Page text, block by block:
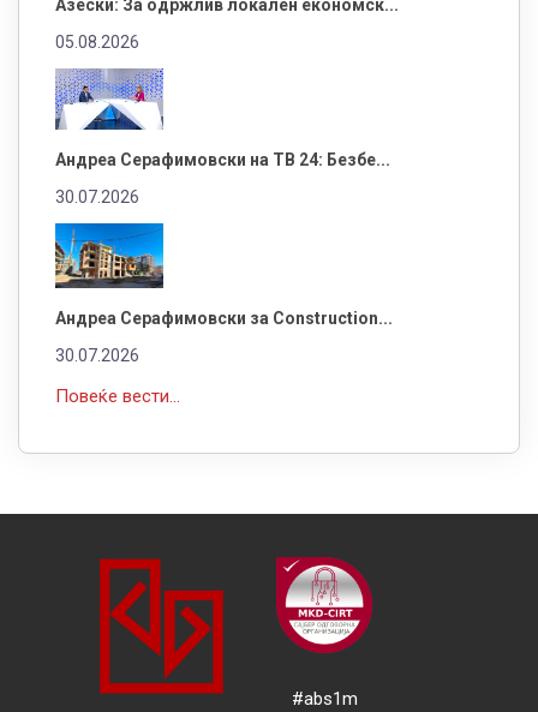
Азески: За одржлив локален економск...
05.08.2026
Андреа Серафимовски на ТВ 24: Безбе...
30.07.2026
Андреа Серафимовски за Construction...
30.07.2026
Повеќе вести...
#abs1m